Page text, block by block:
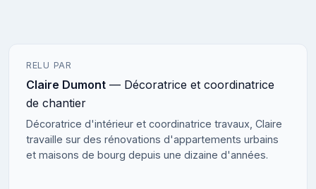
RELU PAR
Claire Dumont — Décoratrice et coordinatrice
de chantier
Décoratrice d'intérieur et coordinatrice travaux, Claire
travaille sur des rénovations d'appartements urbains
et maisons de bourg depuis une dizaine d'années.